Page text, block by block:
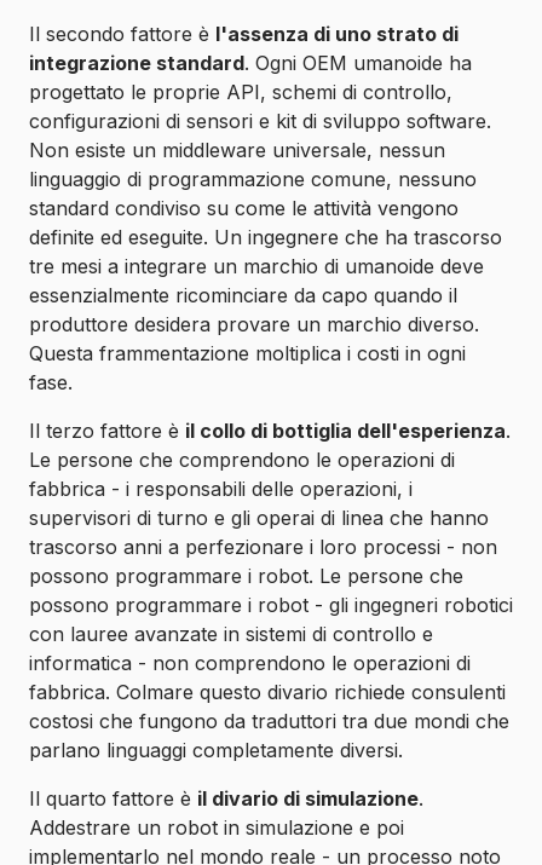
Il secondo fattore è l'assenza di uno strato di
integrazione standard. Ogni OEM umanoide ha
progettato le proprie API, schemi di controllo,
configurazioni di sensori e kit di sviluppo software.
Non esiste un middleware universale, nessun
linguaggio di programmazione comune, nessuno
standard condiviso su come le attività vengono
definite ed eseguite. Un ingegnere che ha trascorso
tre mesi a integrare un marchio di umanoide deve
essenzialmente ricominciare da capo quando il
produttore desidera provare un marchio diverso.
Questa frammentazione moltiplica i costi in ogni
fase.
Il terzo fattore è il collo di bottiglia dell'esperienza.
Le persone che comprendono le operazioni di
fabbrica - i responsabili delle operazioni, i
supervisori di turno e gli operai di linea che hanno
trascorso anni a perfezionare i loro processi - non
possono programmare i robot. Le persone che
possono programmare i robot - gli ingegneri robotici
con lauree avanzate in sistemi di controllo e
informatica - non comprendono le operazioni di
fabbrica. Colmare questo divario richiede consulenti
costosi che fungono da traduttori tra due mondi che
parlano linguaggi completamente diversi.
Il quarto fattore è il divario di simulazione.
Addestrare un robot in simulazione e poi
implementarlo nel mondo reale - un processo noto